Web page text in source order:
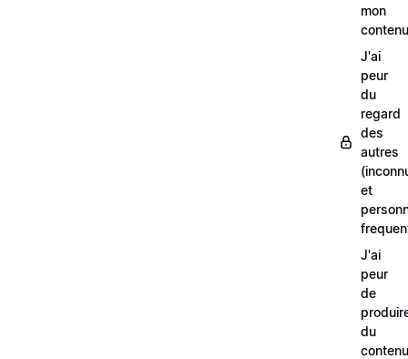
mon
contenu
J'ai
peur
du
regard
des
autres
et
J'ai
peur
de
du
contenu